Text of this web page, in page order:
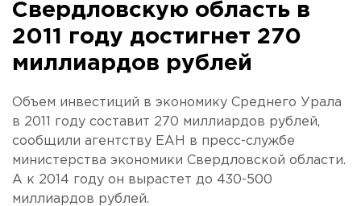
Свердловскую область в
2011 году достигнет 270
миллиардов рублей
Объем инвестиций в экономику Среднего Урала
в 2011 году составит 270 миллиардов рублей,
сообщили агентству ЕАН в пресс-службе
министерства экономики Свердловской области.
А к 2014 году он вырастет до 430-500
миллиардов рублей.